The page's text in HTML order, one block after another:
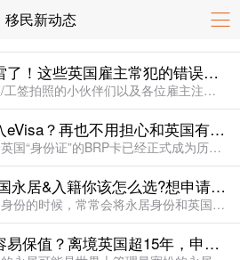
移民新动态
你可能早就踩雷了！这些英国雇主常犯的错误，足以让工签牌照直接被吊销！
英国申请工作签证/工签拍照的小伙伴们以及各位雇主注意了！前段时间我们刚刚和大家分享，英国工作签证境内、境外申请 流程面临新变化，移民局将增加面试环节，意味着工签政策进一步收紧；而就在最近，英国移民局又...
马恩岛也将加入eVisa？再也不用担心和英国有不同了！
众所周知，象征着英国“身份证”的BRP卡已经正式成为历史了： 英国学生签/工签等本月重大变革！贴签页/BRP卡取消，英签进入eVisa时代！内政部表示，这一变化是英国签证全面电子化的重要一步。这意味着...
千万别搞混!英国永居&入籍你该怎么选?想申请入英籍,离境天数超时怎么办?
很多人在说到英国身份的时候，常常会将永居身份和英国国籍混淆，认为二者是同一回事。尽管两者之间有很多相似之处，但依然有很多重要的差异不容忽视。那么你该如何选择呢？今天唐顿就来为大家简单科普解读一下。一、...
英国永居这么容易保值？离境英国超15年，申请回迁许可1周获签！